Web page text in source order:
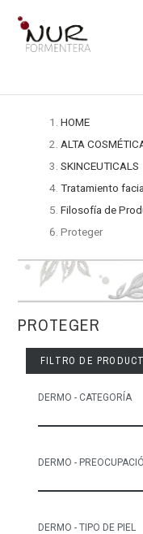
HOME
ALTA
SKINCEUTICALS
Tratamiento
Filosofía de
Proteger
PROTEGER
FILTRO DE
DERMO - CATEGORÍA
DERMO -
DERMO - TIPO DE PIEL